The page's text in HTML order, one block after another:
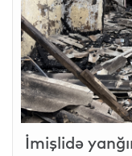
İmişlidə